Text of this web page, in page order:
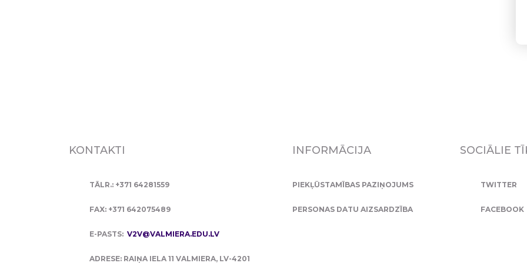
KONTAKTI
TĀLR.: +371 64281559
FAX: +371 642075489
E-PASTS: V2V@VALMIERA.EDU.LV
ADRESE: RAIŅA IELA 11 VALMIERA, LV-4201
INFORMĀCIJA
PIEKĻŪSTAMĪBAS PAZIŅOJUMS
PERSONAS DATU AIZSARDZĪBA
SOCIĀLIE
TWITTER
FACEBOOK